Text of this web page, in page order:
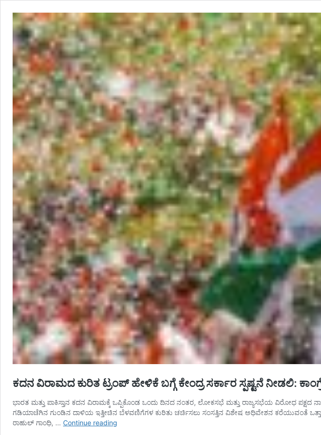
ಕದನ ವಿರಾಮದ ಕುರಿತ ಟ್ರಂಪ್ ಹೇಳಿಕೆ ಬಗ್ಗೆ ಕೇಂದ್ರ ಸರ್ಕಾರ ಸ್ಪಷ್ಟನೆ ನೀಡಲಿ:
ಭಾರತ ಮತ್ತು ಪಾಕಿಸ್ತಾನ ಕದನ ವಿರಾಮಕ್ಕೆ ಒಪ್ಪಿಕೊಂಡ ಒಂದು ದಿನದ ನಂತರ, ಲೋಕಸಭೆ ಮತ್ತು ರಾಜ್ಯಸಭೆಯ ವಿರೋಧ
ಗಡಿಯಾಚೆಗಿನ ಗುಂಡಿನ ದಾಳಿಯ ಇತ್ತೀಚಿನ ಬೆಳವಣಿಗೆಗಳ ಕುರಿತು ಚರ್ಚಿಸಲು ಸಂಸತ್ತಿನ ವಿಶೇಷ ಅಧಿವೇಶನ ಕರೆಯುವಂತೆ
ರಾಹುಲ್ ಗಾಂಧಿ, … Continue reading